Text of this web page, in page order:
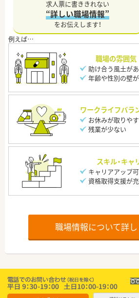
求人票に書ききれない
“詳しい職場情報”
をお伝えします！
職場の雰囲気
助け合う風土が
年齢や性別の壁
ワークライフバラ
お休みが取りや
残業が少ない
スキル・キャ
キャリアアップ
資格取得支援が
職場情報について詳し